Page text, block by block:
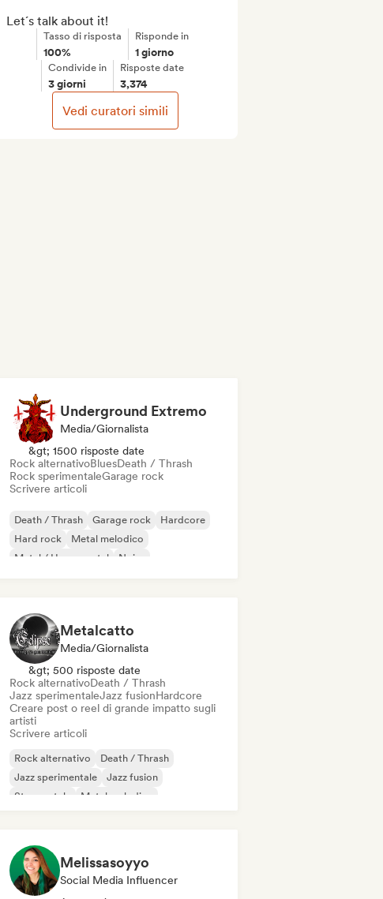
Let´s talk about it!
Tasso di risposta
100%
Risponde in
1 giorno
Condivide in
3 giorni
Risposte date
3,374
Vedi curatori simili
Underground Extremo
Media/Giornalista
&gt; 1500 risposte date
Rock alternativoBluesDeath / Thrash
Rock sperimentaleGarage rock
Scrivere articoli
Death / Thrash Garage rock
Hardcore
Hard rock
Metal melodico
Metal / Heavy metal
Noise
Metalcatto
Media/Giornalista
&gt; 500 risposte date
Rock alternativoDeath / Thrash
Jazz sperimentaleJazz fusionHardcore
Creare post o reel di grande impatto sugli
artisti
Scrivere articoli
Rock alternativo
Death / Thrash
Jazz sperimentale
Jazz fusion
Strumentale
Metal melodico
Melissasoyyo
Social Media Influencer